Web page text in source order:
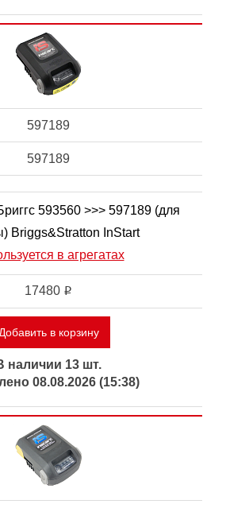
597189
597189
593560 >>> 597189 (для
Briggs&Stratton InStart
в агрегатах
17480 i
Добавить в корзину
наличии 13 шт.
08.08.2026 (15:38)